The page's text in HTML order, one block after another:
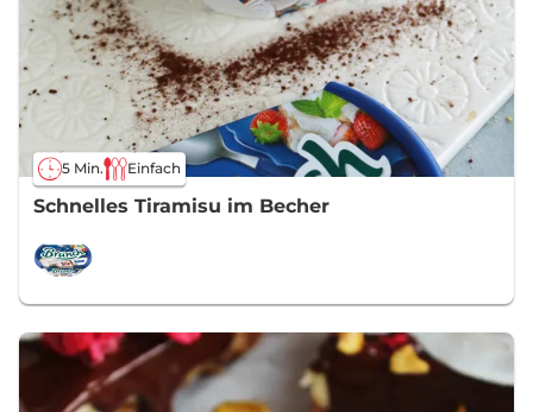
5 Min. Einfach
Schnelles Tiramisu im Becher